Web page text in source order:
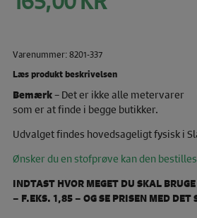
oprindelige
pris
er:
165,00 KR.
Varenummer: 8201-337
Læs produkt beskrivelsen
Bemærk– Det er ikke alle metervarer
som er at finde i begge butikker.
Udvalget findes hovedsageligt fysisk i
Ønsker du en stofprøve kan den
INDTAST HVOR MEGET DU SKAL
– F.EKS. 1,85 – OG SE PRISEN MED DET